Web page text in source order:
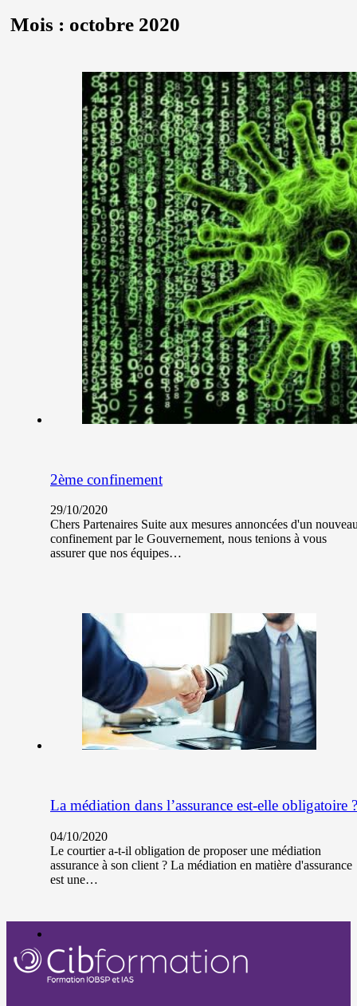
Mois : octobre 2020
2ème confinement
29/10/2020
Chers Partenaires Suite aux mesures annoncées d'un
confinement par le Gouvernement, nous tenions à vous
assurer que nos équipes…
La médiation dans l’assurance est-elle obligatoire ?
04/10/2020
Le courtier a-t-il obligation de proposer une médiation
assurance à son client ? La médiation en matière d'assurance
est une…